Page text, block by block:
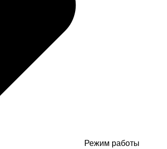
Режим работы